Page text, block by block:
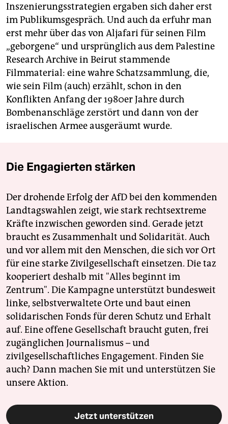
Inszenierungsstrategien ergaben sich daher erst
im Publikumsgespräch. Und auch da erfuhr man
erst mehr über das von Aljafari für seinen Film
„geborgene“ und ursprünglich aus dem Palestine
Research Archive in Beirut stammende
Filmmaterial: eine wahre Schatzsammlung, die,
wie sein Film (auch) erzählt, schon in den
Konflikten Anfang der 1980er Jahre durch
Bombenanschläge zerstört und dann von der
israelischen Armee ausgeräumt wurde.
Die Engagierten stärken
Der drohende Erfolg der AfD bei den kommenden
Landtagswahlen zeigt, wie stark rechtsextreme
Kräfte inzwischen geworden sind. Gerade jetzt
braucht es Zusammenhalt und Solidarität. Auch
und vor allem mit den Menschen, die sich vor Ort
für eine starke Zivilgesellschaft einsetzen. Die taz
kooperiert deshalb mit "Alles beginnt im
Zentrum". Die Kampagne unterstützt bundesweit
linke, selbstverwaltete Orte und baut einen
solidarischen Fonds für deren Schutz und Erhalt
auf. Eine offene Gesellschaft braucht guten, frei
zugänglichen Journalismus – und
zivilgesellschaftliches Engagement. Finden Sie
auch? Dann machen Sie mit und unterstützen Sie
unsere Aktion.
Jetzt unterstützen